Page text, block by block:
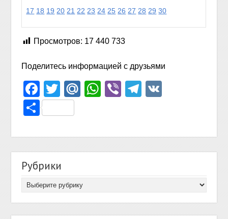
17 18 19 20 21 22 23 24 25 26 27 28 29 30
Просмотров: 17 440 733
Поделитесь информацией с друзьями
Facebook
TwitterMail.Ru
WhatsApp
ViberTelegram
Отправить
Рубрики